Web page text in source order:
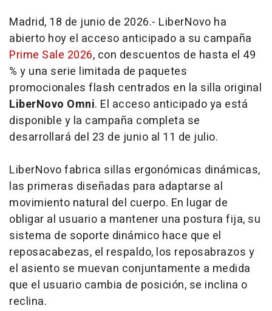
Madrid, 18 de junio de 2026.- LiberNovo ha
abierto hoy el acceso anticipado a su campaña
Prime Sale 2026, con descuentos de hasta el 49
% y una serie limitada de paquetes
promocionales flash centrados en la silla original
LiberNovo Omni. El acceso anticipado ya está
disponible y la campaña completa se
desarrollará del 23 de junio al 11 de julio.
LiberNovo fabrica sillas ergonómicas dinámicas,
las primeras diseñadas para adaptarse al
movimiento natural del cuerpo. En lugar de
obligar al usuario a mantener una postura fija, su
sistema de soporte dinámico hace que el
reposacabezas, el respaldo, los reposabrazos y
el asiento se muevan conjuntamente a medida
que el usuario cambia de posición, se inclina o
reclina.